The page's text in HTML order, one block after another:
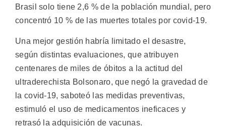
Brasil solo tiene 2,6 % de la población mundial, pero
concentró 10 % de las muertes totales por covid-19.
Una mejor gestión habría limitado el desastre,
según distintas evaluaciones, que atribuyen
centenares de miles de óbitos a la actitud del
ultraderechista Bolsonaro, que negó la gravedad de
la covid-19, saboteó las medidas preventivas,
estimuló el uso de medicamentos ineficaces y
retrasó la adquisición de vacunas.